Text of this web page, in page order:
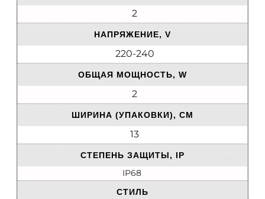
2
НАПРЯЖЕНИЕ, V
220-240
ОБЩАЯ МОЩНОСТЬ, W
2
ШИРИНА (УПАКОВКИ), СМ
13
СТЕПЕНЬ ЗАЩИТЫ, IP
IP68
СТИЛЬ